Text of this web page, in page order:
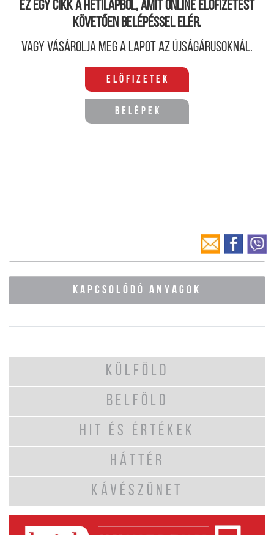
Ez egy cikk a hetilapból, amit online előfizetést
követően belépéssel elér.
Vagy vásárolja meg a lapot az újságárusoknál.
Előfizetek
Belépek
KAPCSOLÓDÓ ANYAGOK
KÜLFÖLD
BELFÖLD
HIT ÉS ÉRTÉKEK
HÁTTÉR
KÁVÉSZÜNET